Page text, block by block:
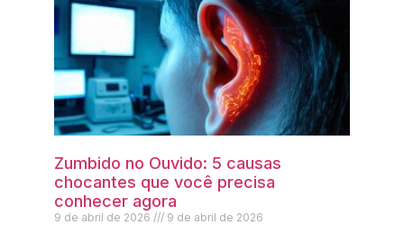
Zumbido no Ouvido: 5 causas
chocantes que você precisa
conhecer agora
9 de abril de 2026 9 de abril de 2026